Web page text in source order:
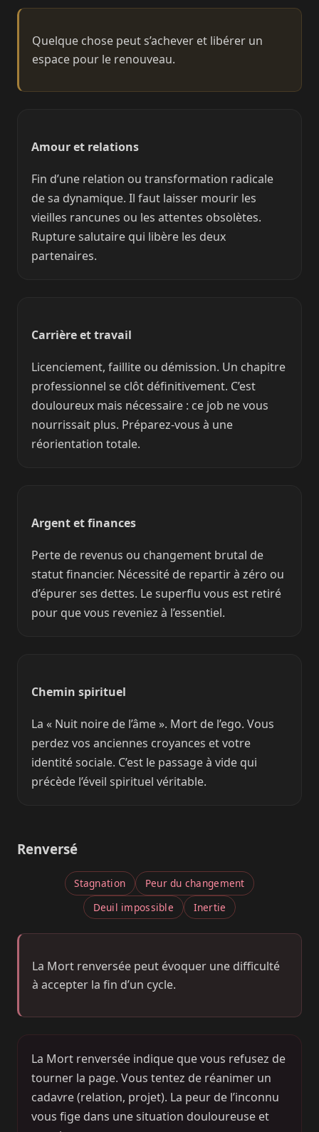
Quelque chose peut s’achever et libérer un
espace pour le renouveau.
Amour et relations
Fin d’une relation ou transformation radicale
de sa dynamique. Il faut laisser mourir les
vieilles rancunes ou les attentes obsolètes.
Rupture salutaire qui libère les deux
partenaires.
Carrière et travail
Licenciement, faillite ou démission. Un chapitre
professionnel se clôt définitivement. C’est
douloureux mais nécessaire : ce job ne vous
nourrissait plus. Préparez-vous à une
réorientation totale.
Argent et finances
Perte de revenus ou changement brutal de
statut financier. Nécessité de repartir à zéro ou
d’épurer ses dettes. Le superflu vous est retiré
pour que vous reveniez à l’essentiel.
Chemin spirituel
La « Nuit noire de l’âme ». Mort de l’ego. Vous
perdez vos anciennes croyances et votre
identité sociale. C’est le passage à vide qui
précède l’éveil spirituel véritable.
Renversé
Stagnation
Peur du changement
Deuil impossible
Inertie
La Mort renversée peut évoquer une difficulté
à accepter la fin d’un cycle.
La Mort renversée indique que vous refusez de
tourner la page. Vous tentez de réanimer un
cadavre (relation, projet). La peur de l’inconnu
vous fige dans une situation douloureuse et